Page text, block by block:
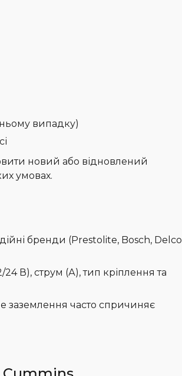
випадку)
новий або відновлений
умовах.
бренди (Prestolite, Bosch, Delco
В), струм (А), тип кріплення та
заземлення часто спричиняє